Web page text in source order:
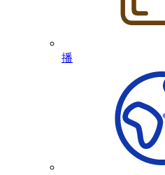
播